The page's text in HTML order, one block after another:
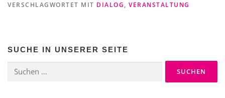
VERSCHLAGWORTET MIT DIALOG, VERANSTALTUNG
SUCHE IN UNSERER SEITE
nach: